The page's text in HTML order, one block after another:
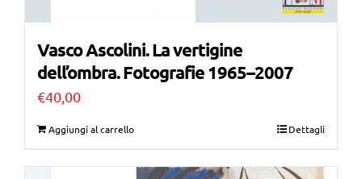
Vasco Ascolini. La vertigine
dell’ombra. Fotografie 1965–2007
€40,00
Aggiungi al carrello Dettagli